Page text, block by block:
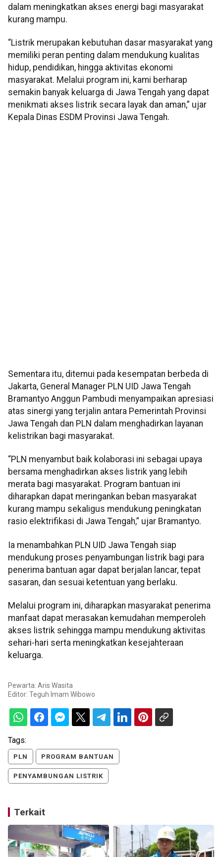
dalam meningkatkan akses energi bagi masyarakat
kurang mampu.
“Listrik merupakan kebutuhan dasar masyarakat yang
memiliki peran penting dalam mendukung kualitas
hidup, pendidikan, hingga aktivitas ekonomi
masyarakat. Melalui program ini, kami berharap
semakin banyak keluarga di Jawa Tengah yang dapat
menikmati akses listrik secara layak dan aman,” ujar
Kepala Dinas ESDM Provinsi Jawa Tengah.
Sementara itu, ditemui pada kesempatan berbeda di
Jakarta, General Manager PLN UID Jawa Tengah
Bramantyo Anggun Pambudi menyampaikan apresiasi
atas sinergi yang terjalin antara Pemerintah Provinsi
Jawa Tengah dan PLN dalam menghadirkan layanan
kelistrikan bagi masyarakat.
“PLN menyambut baik kolaborasi ini sebagai upaya
bersama menghadirkan akses listrik yang lebih
merata bagi masyarakat. Program bantuan ini
diharapkan dapat meringankan beban masyarakat
kurang mampu sekaligus mendukung peningkatan
rasio elektrifikasi di Jawa Tengah,” ujar Bramantyo.
Ia menambahkan PLN UID Jawa Tengah siap
mendukung proses penyambungan listrik bagi para
penerima bantuan agar dapat berjalan lancar, tepat
sasaran, dan sesuai ketentuan yang berlaku.
Melalui program ini, diharapkan masyarakat penerima
manfaat dapat merasakan kemudahan memperoleh
akses listrik sehingga mampu mendukung aktivitas
sehari-hari serta meningkatkan kesejahteraan
keluarga.
Pewarta: Aris Wasita
Editor: Teguh Imam Wibowo
Tags:
PLN PROGRAM BANTUAN
PENYAMBUNGAN LISTRIK
Terkait